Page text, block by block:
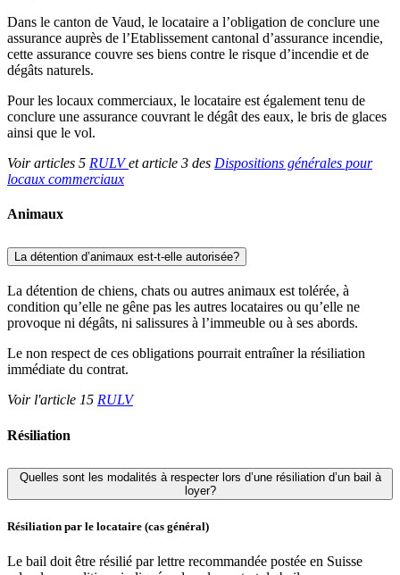
Dans le canton de Vaud, le locataire a l’obligation de conclure une
assurance auprès de l’Etablissement cantonal d’assurance incendie,
cette assurance couvre ses biens contre le risque d’incendie et de
dégâts naturels.
Pour les locaux commerciaux, le locataire est également tenu de
conclure une assurance couvrant le dégât des eaux, le bris de glaces
ainsi que le vol.
Voir articles 5 RULVet article 3 des Dispositions générales pour
locaux commerciaux
Animaux
La détention d’animaux est-t-elle autorisée?
La détention de chiens, chats ou autres animaux est tolérée, à
condition qu’elle ne gêne pas les autres locataires ou qu’elle ne
provoque ni dégâts, ni salissures à l’immeuble ou à ses abords.
Le non respect de ces obligations pourrait entraîner la résiliation
immédiate du contrat.
Voir l'article 15 RULV
Résiliation
Quelles sont les modalités à respecter lors d’une résiliation d’un bail à
loyer?
Résiliation par le locataire (cas général)
Le bail doit être résilié par lettre recommandée postée en Suisse